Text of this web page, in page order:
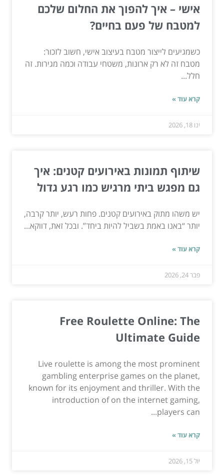
אישי – איך להפוך את החלום שלכם
למטבח של פעם בחיים?
כשמגיעים לייצור מטבח בעיצוב אישי, חשוב לזכור:
מטבח זה לא רק ארונות, משטחי עבודה וכמה מגירות. זה
חלל...
קרא עוד »
ינו 18, 2026
שיתוף תמונות באירועים קטנים: איך
גם מפגש ביתי מרגיש כמו רגע גדול
יש משהו מתוק באירועים קטנים. פחות רעש, יותר קרבה,
יותר “באנו באמת בשביל להיות ביחד”. ובכל זאת, דווקא...
קרא עוד »
פבר 24, 2026
Free Roulette Online: The
Ultimate Guide
Live roulette is among the most prominent
gambling enterprise games on the planet,
known for its enjoyment and thriller. With the
introduction of on the internet gaming,
players can...
קרא עוד »
יול 15, 2026